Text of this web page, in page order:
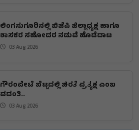
ಲಿಂಗಸುಗೂರಿನಲ್ಲಿ ಬಿಜೆಪಿ ಜಿಲ್ಲಾಧ್ಯಕ್ಷ ಹಾಗೂ
ಶಾಸಕರ ಸಹೋದರ ನಡುವೆ ಹೊಡೆದಾಟ
03 Aug 2026
ಗೌರಂಪೇಟೆ ಬೆಟ್ಟದಲ್ಲಿ ಚಿರತೆ ಪ್ರತ್ಯಕ್ಷ ಎಂಬ
ವದಂತಿ..
03 Aug 2026